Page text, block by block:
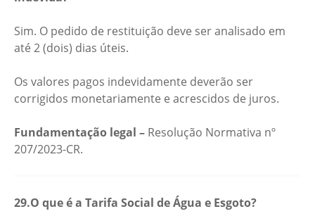
Sim. O pedido de restituição deve ser analisado em
até 2 (dois) dias úteis.
Os valores pagos indevidamente deverão ser
corrigidos monetariamente e acrescidos de juros.
Fundamentação legal – Resolução Normativa nº
207/2023-CR.
29.O que é a Tarifa Social de Água e Esgoto?